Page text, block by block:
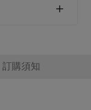
訂購須知